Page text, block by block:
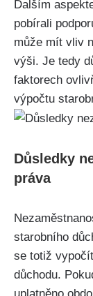
Dalším
pobírali
může mít vliv
výši. Je tedy
faktorech
výpočtu
Důsledky
práva
starobního
se totiž
důchodu.